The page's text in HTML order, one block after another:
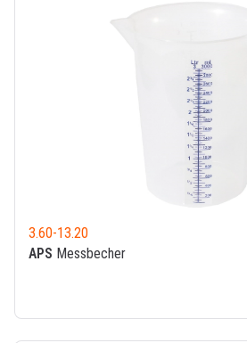
3.60-13.20
APS Messbecher